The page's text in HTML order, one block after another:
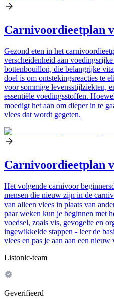
Carnivoordieetplan
Gezond eten in het
verscheidenheid aan
bottenbouillon, die belangrijke
doel is om ontstekingsreacties te
voor sommige levensstijlziekten,
essentiële voedingsstoffen.
moedigt het aan om dieper in te
vlees dat wordt gegeten.
Carnivoordieetplan
Het volgende carnivoor
mensen die nieuw zijn in de
van alleen vlees in plaats van
paar weken kun je beginnen met
voedsel, zoals vis, gevogelte en
ingewikkelde stappen - leer de
vlees en pas je aan aan een nieuw
Listonic-team
Geverifieerd